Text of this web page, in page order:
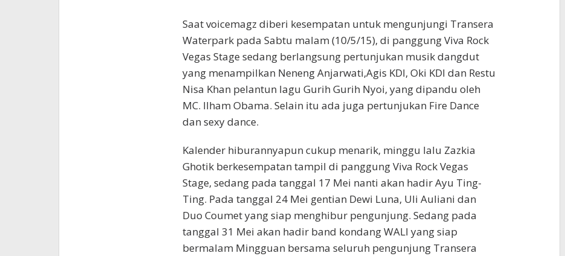
Saat voicemagz diberi kesempatan untuk mengunjungi Transera
Waterpark pada Sabtu malam (10/5/15), di panggung Viva Rock
Vegas Stage sedang berlangsung pertunjukan musik dangdut
yang menampilkan Neneng Anjarwati,Agis KDI, Oki KDI dan Restu
Nisa Khan pelantun lagu Gurih Gurih Nyoi, yang dipandu oleh
MC. Ilham Obama. Selain itu ada juga pertunjukan Fire Dance
dan sexy dance.
Kalender hiburannyapun cukup menarik, minggu lalu Zazkia
Ghotik berkesempatan tampil di panggung Viva Rock Vegas
Stage, sedang pada tanggal 17 Mei nanti akan hadir Ayu Ting-
Ting. Pada tanggal 24 Mei gentian Dewi Luna, Uli Auliani dan
Duo Coumet yang siap menghibur pengunjung. Sedang pada
tanggal 31 Mei akan hadir band kondang WALI yang siap
bermalam Mingguan bersama seluruh pengunjung Transera